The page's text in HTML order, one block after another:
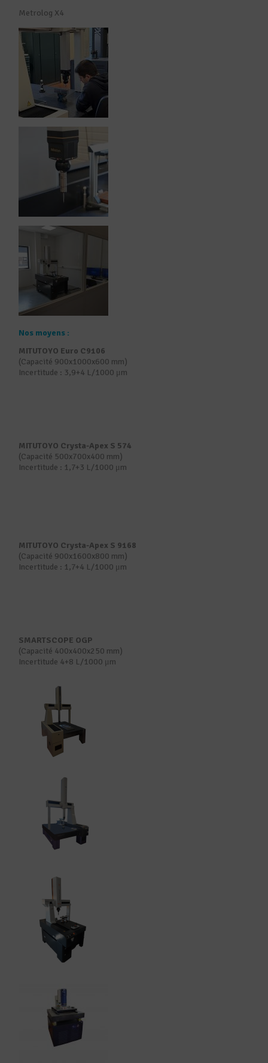
Metrolog X4
Nos moyens :
MITUTOYO Euro C9106
(Capacité 900x1000x600 mm)
Incertitude : 3,9+4 L/1000 μm
MITUTOYO Crysta-Apex S 574
(Capacité 500x700x400 mm)
Incertitude : 1,7+3 L/1000 μm
MITUTOYO Crysta-Apex S 9168
(Capacité 900x1600x800 mm)
Incertitude : 1,7+4 L/1000 μm
SMARTSCOPE OGP
(Capacité 400x400x250 mm)
Incertitude 4+8 L/1000 μm